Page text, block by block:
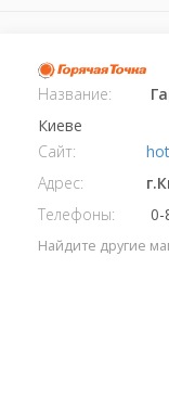
Название:
Киеве
Сайт:
Адрес:
Телефоны:
0-
Найдите другие